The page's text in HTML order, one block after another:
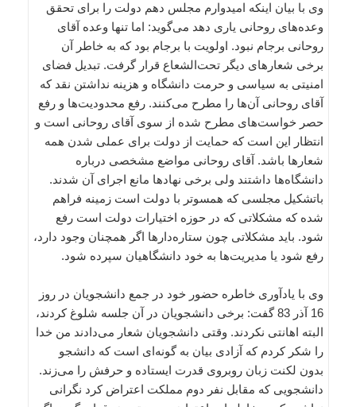
وی با بیان اینکه امیدوارم مجلس دهم دولت را برای تحقق
وعده‌های روحانی یاری دهد می‌گوید: اما تنها وعده آقای
روحانی برجام نبود. اولویت با برجام بود که به خاطر آن
برخی شعارهای دیگر تحت‌الشعاع قرار گرفت. تبدیل فضای
امنیتی به سیاسی و حرمت دانشگاه و هزینه نداشتن نقد که
آقای روحانی آن‌ها را مطرح می‌کنند. رفع محدودیت‌ها و رفع
حصر خواست‌های مطرح شده از سوی آقای روحانی است و
انتظار این است که حمایت از دولت برای عملی شدن همه
شعارها باشد. آقای روحانی مواضع مشخصی درباره
دانشگاه‌ها داشتند ولی برخی نهادها مانع اجرای آن شدند.
باتشکیل مجلسی که همسوتر با دولت است زمینه فراهم
شده که مشکلاتی که در حوزه اختیارات دولت است رفع
شود. باید مشکلاتی چون ستاره‌دارها اگر همچنان وجود دارد،
رفع شود یا مدیریت‌ها به خود دانشگاهیان سپرده شود.
وی با یادآوری خاطره حضور خود در جمع دانشجویان در روز
16 آذر 83 گفت: برخی دانشجویان در آن جلسه شلوغ کردند،
البته اهانتی نکردند. وقتی دانشجویان شعار می‌دادند من خدا
را شکر کردم که آزادی بیان به گونه‌ای است که دانشجو
بدون لکنت زبان روبروی قدرت ایستاده و حرفش را می‌زند.
دانشجویی که مقابل نفر دوم مملکت اعتراض کرد نگرانی